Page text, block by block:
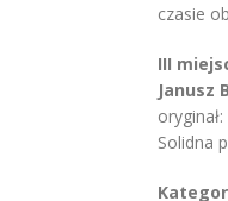
czasie
III
Janusz
Solidna